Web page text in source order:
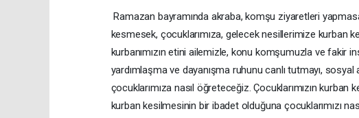
Ramazan bayramında akraba, komşu ziyaretleri
kesmesek, çocuklarımıza, gelecek nesillerimize kurban
kurbanımızın etini ailemizle, konu komşumuzla ve fakir
yardımlaşma ve dayanışma ruhunu canlı tutmayı,
çocuklarımıza nasıl öğreteceğiz. Çocuklarımızın
kurban kesilmesinin bir ibadet olduğuna çocuklarımızı